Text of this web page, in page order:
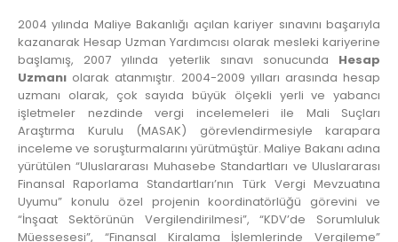
2004 yılında Maliye Bakanlığı açılan kariyer sınavını başarıyla
kazanarak Hesap Uzman Yardımcısı olarak mesleki kariyerine
başlamış, 2007 yılında yeterlik sınavı sonucunda Hesap
Uzmanı olarak atanmıştır. 2004-2009 yılları arasında hesap
uzmanı olarak, çok sayıda büyük ölçekli yerli ve yabancı
işletmeler nezdinde vergi incelemeleri ile Mali Suçları
Araştırma Kurulu (MASAK) görevlendirmesiyle karapara
inceleme ve soruşturmalarını yürütmüştür. Maliye Bakanı adına
yürütülen “Uluslararası Muhasebe Standartları ve Uluslararası
Finansal Raporlama Standartları’nın Türk Vergi Mevzuatına
Uyumu” konulu özel projenin koordinatörlüğü görevini ve
“İnşaat Sektörünün Vergilendirilmesi”, “KDV’de Sorumluluk
Müessesesi”, “Finansal Kiralama İşlemlerinde Vergileme”